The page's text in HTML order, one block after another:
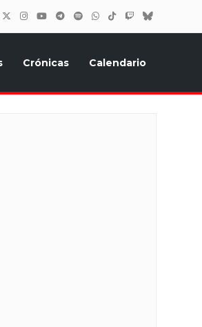
Crónicas Calendario